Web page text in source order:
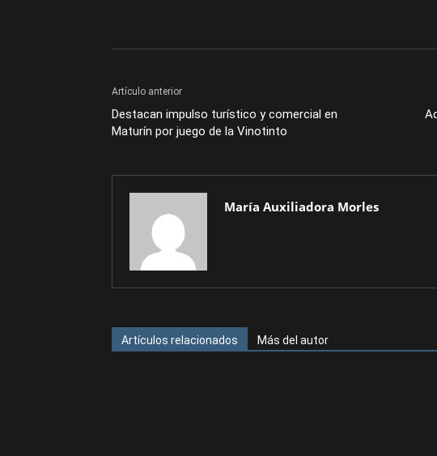
Artículo anterior
Destacan impulso turístico y comercial en
Maturín por juego de la Vinotinto
María Auxiliadora Morles
Artículos relacionados Más del autor